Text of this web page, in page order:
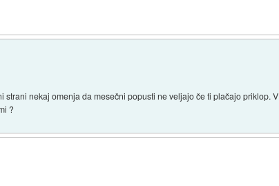
nekaj omenja da mesečni popusti ne veljajo če ti plačajo priklop. V
?